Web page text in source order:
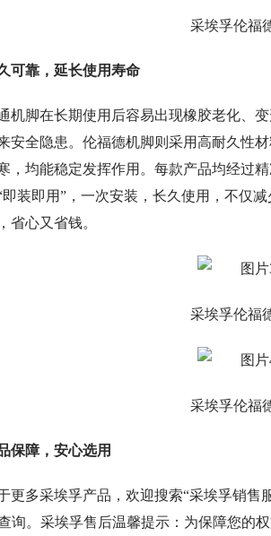
采埃孚伦福
可靠，延长使用寿命
脚在长期使用后容易出现橡胶老化、变
安全隐患。伦福德机脚则采用高耐久性
，均能稳定发挥作用。每款产品均经过
装即用”，一次安装，长久使用，不仅
省心又省钱。
采埃孚伦福
采埃孚伦福
保障，安心选用
多采埃孚产品，欢迎搜索“采埃孚销售
询。采埃孚售后温馨提示：为保障您的